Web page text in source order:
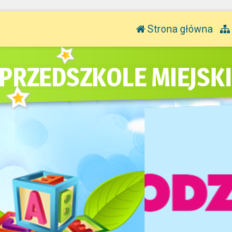
Strona główna
PRZEDSZKOLE